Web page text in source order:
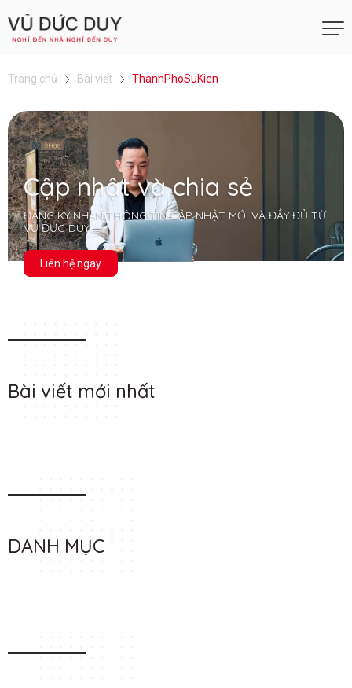
Trang chủ Bài viết ThanhPhoSuKien
Cập nhật và chia sẻ
ĐĂNG KÝ NHẬN THÔNG TIN CẬP NHẬT MỚI VÀ ĐẦY ĐỦ TỪ
VŨ ĐỨC DUY
Liên hệ ngay
Bài viết mới nhất
DANH MỤC